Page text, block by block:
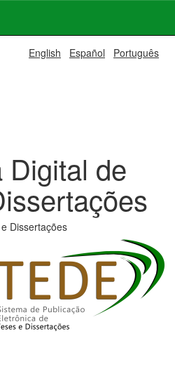
English Español Português
Digital de
Dissertações